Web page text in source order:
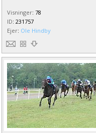
Visninger: 78
ID: 231757
Ejer: Ole Hindby